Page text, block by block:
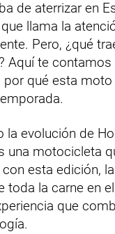
de aterrizar en
llama la
Pero, ¿qué
Aquí te
por qué esta
la evolución de
una motocicleta
esta edición,
toda la carne en
que